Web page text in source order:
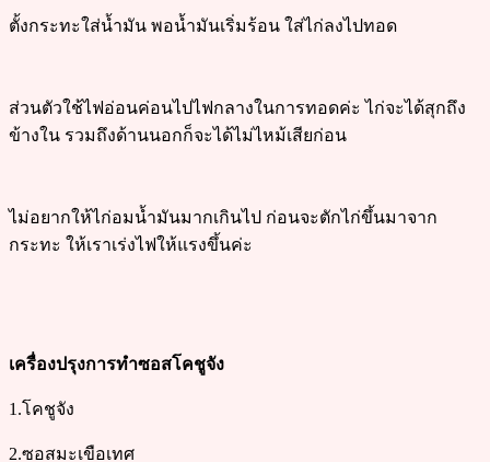
ตั้งกระทะใส่น้ำมัน พอน้ำมันเริ่มร้อน ใส่ไก่ลงไปทอด
ส่วนตัวใช้ไฟอ่อนค่อนไปไฟกลางในการทอดค่ะ ไก่จะได้สุกถึง
ข้างใน รวมถึงด้านนอกก็จะได้ไม่ไหม้เสียก่อน
ไม่อยากให้ไก่อมน้ำมันมากเกินไป ก่อนจะตักไก่ขึ้นมาจาก
กระทะ ให้เราเร่งไฟให้แรงขึ้นค่ะ
เครื่องปรุงการทำซอสโคชูจัง
1.โคชูจัง
2.ซอสมะเขือเทศ